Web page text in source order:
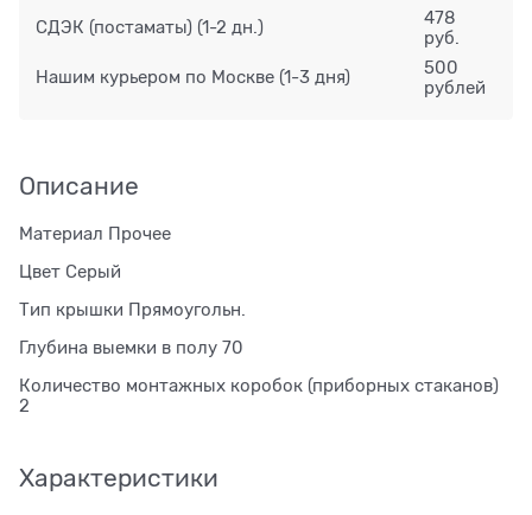
СДЭК (постаматы) (1-2 дн.)
478
руб.
Нашим курьером по Москве (1-3 дня)
500
рублей
Описание
Материал Прочее
Цвет Серый
Тип крышки Прямоугольн.
Глубина выемки в полу 70
Количество монтажных коробок (приборных стаканов)
2
Характеристики